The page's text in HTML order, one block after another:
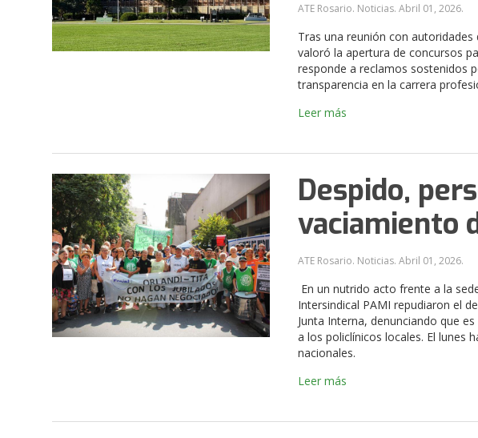
ATE Rosario. Noticias.Abril 01, 2026.
Tras una reunión con
valoró la apertura de concursos
responde a reclamos sostenidos
transparencia en la carrera
Leer más
Despido,
vaciamiento
ATE Rosario. Noticias.Abril 01, 2026.
En un nutrido acto frente a la
Intersindical PAMI repudiaron el
Junta Interna, denunciando que
a los policlínicos locales. El lunes
nacionales.
Leer más